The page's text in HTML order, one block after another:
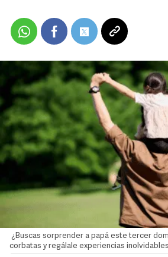
¿Buscas sorprender a papá este tercer
corbatas y regálale experiencias